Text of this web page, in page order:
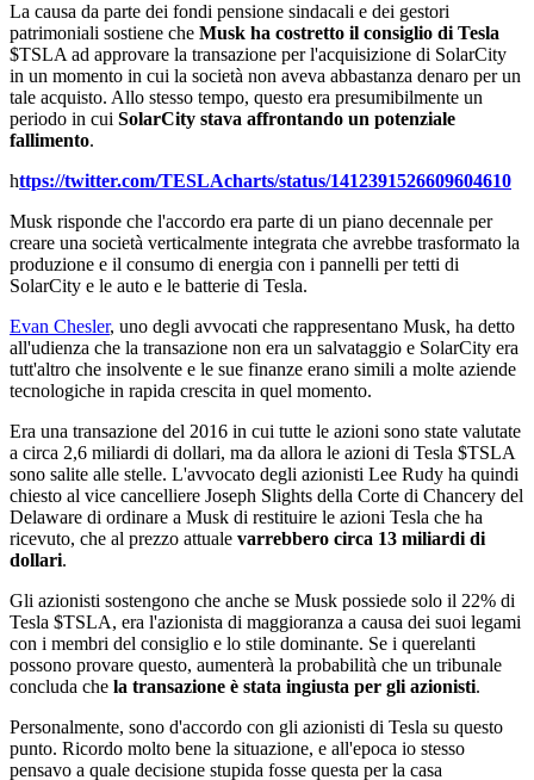
La causa da parte dei fondi pensione sindacali e dei gestori
patrimoniali sostiene che Musk ha costretto il consiglio di Tesla
$TSLA ad approvare la transazione per l'acquisizione di SolarCity
in un momento in cui la società non aveva abbastanza denaro per un
tale acquisto. Allo stesso tempo, questo era presumibilmente un
periodo in cui SolarCity stava affrontando un potenziale
fallimento.
https://twitter.com/TESLAcharts/status/1412391526609604610
Musk risponde che l'accordo era parte di un piano decennale per
creare una società verticalmente integrata che avrebbe trasformato la
produzione e il consumo di energia con i pannelli per tetti di
SolarCity e le auto e le batterie di Tesla.
Evan Chesler, uno degli avvocati che rappresentano Musk, ha detto
all'udienza che la transazione non era un salvataggio e SolarCity era
tutt'altro che insolvente e le sue finanze erano simili a molte aziende
tecnologiche in rapida crescita in quel momento.
Era una transazione del 2016 in cui tutte le azioni sono state valutate
a circa 2,6 miliardi di dollari, ma da allora le azioni di Tesla $TSLA
sono salite alle stelle. L'avvocato degli azionisti Lee Rudy ha quindi
chiesto al vice cancelliere Joseph Slights della Corte di Chancery del
Delaware di ordinare a Musk di restituire le azioni Tesla che ha
ricevuto, che al prezzo attuale varrebbero circa 13 miliardi di
dollari.
Gli azionisti sostengono che anche se Musk possiede solo il 22% di
Tesla $TSLA, era l'azionista di maggioranza a causa dei suoi legami
con i membri del consiglio e lo stile dominante. Se i querelanti
possono provare questo, aumenterà la probabilità che un tribunale
concluda che la transazione è stata ingiusta per gli azionisti.
Personalmente, sono d'accordo con gli azionisti di Tesla su questo
punto. Ricordo molto bene la situazione, e all'epoca io stesso
pensavo a quale decisione stupida fosse questa per la casa